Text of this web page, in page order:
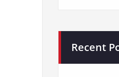
Recent